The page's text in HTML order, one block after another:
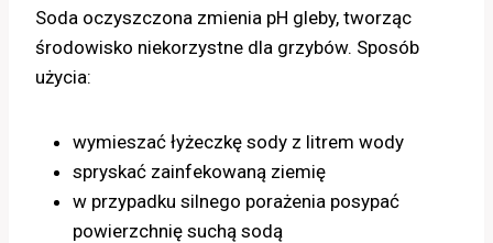
Soda oczyszczona zmienia pH gleby, tworząc
środowisko niekorzystne dla grzybów. Sposób
użycia:
wymieszać łyżeczkę sody z litrem wody
spryskać zainfekowaną ziemię
w przypadku silnego porażenia posypać
powierzchnię suchą sodą